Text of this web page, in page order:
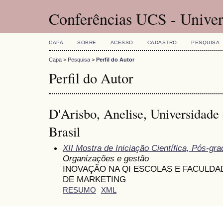
Conferências UCS -
CAPA SOBRE ACESSO CADASTRO PESQUISA
Capa > Pesquisa > Perfil do Autor
Perfil do Autor
D'Arisbo, Anelise, Universidade
Brasil
XII Mostra de Iniciação Científica, Pós-
Organizações e gestão
INOVAÇÃO NA QI ESCOLAS E
DE MARKETING
RESUMO XML